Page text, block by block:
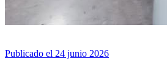
Publicado el 24 junio 2026